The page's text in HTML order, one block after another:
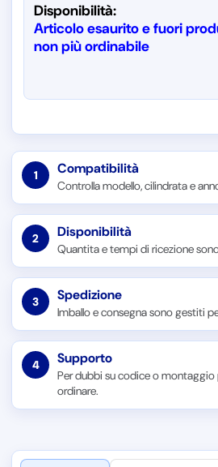
Disponibilità:
Articolo esaurito e fuori
non più ordinabile
1 Compatibilità
Controlla modello, cilindrata e
2 Disponibilità
Quantita e tempi di ricezione
3 Spedizione
Imballo e consegna sono gestiti
4 Supporto
Per dubbi su codice o
ordinare.